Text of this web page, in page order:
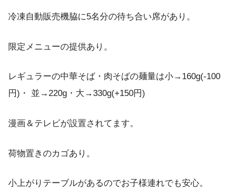
冷凍自動販売機脇に5名分の待ち合い席があり。
限定メニューの提供あり。
レギュラーの中華そば・肉そばの麺量は小→160g(-100
円)・ 並→220g・大→330g(+150円)
漫画＆テレビが設置されてます。
荷物置きのカゴあり。
小上がりテーブルがあるのでお子様連れでも安心。